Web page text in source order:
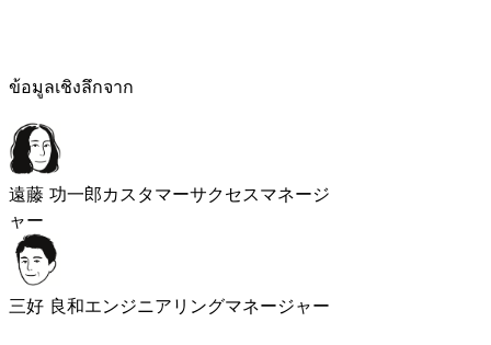
ข้อมูลเชิงลึกจาก
遠藤 功一郎カスタマーサクセスマネージ
ャー
三好 良和エンジニアリングマネージャー